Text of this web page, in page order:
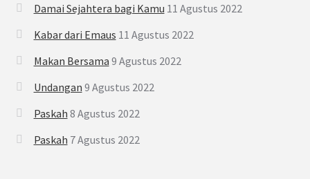
Damai Sejahtera bagi Kamu 11 Agustus 2022
Kabar dari Emaus 11 Agustus 2022
Makan Bersama 9 Agustus 2022
Undangan 9 Agustus 2022
Paskah 8 Agustus 2022
Paskah 7 Agustus 2022